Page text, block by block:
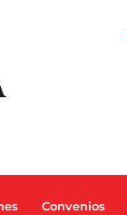
Convenios